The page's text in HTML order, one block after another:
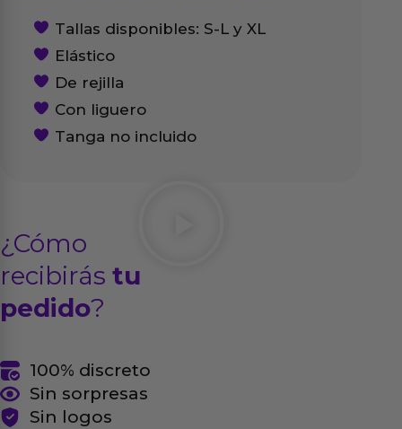
Tallas disponibles: S-L y XL
Elástico
De rejilla
Con liguero
Tanga no incluido
¿Cómo
recibirás tu
pedido?
100% discreto
Sin sorpresas
Sin logos